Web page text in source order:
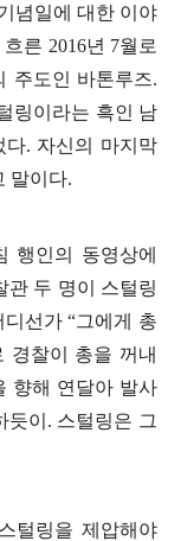
념일에 대한 이야
른 2016년 7월로
주도인 바톤루즈.
링이라는 흑인 남
. 자신의 마지막
말이다.
행인의 동영상에
관 두 명이 스털링
선가 “그에게 총
경찰이 총을 꺼내
향해 연달아 발사
듯이. 스털링은 그
털링을 제압해야